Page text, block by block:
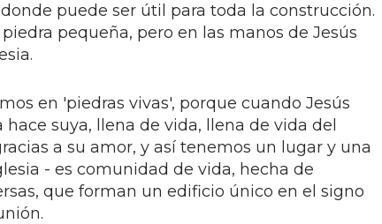
puede ser útil para toda la construcción.
pequeña, pero en las manos de Jesús
en 'piedras vivas', porque cuando Jesús
suya, llena de vida, llena de vida del
a su amor, y así tenemos un lugar y una
- es comunidad de vida, hecha de
que forman un edificio único en el signo